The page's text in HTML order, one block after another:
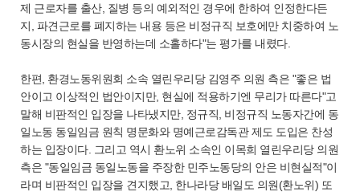
제 근로자를 출산, 질병 등의 예외적인 경우에 한하여 인정한다든
지, 파견근로를 폐지하는 내용 등은 비정규직 보호에만 치중하여 노
동시장의 현실을 반영하는데 소홀하다"는 평가를 내렸다.
한편, 환경노동위원회 소속 열린우리당 김영주 의원 측은 "좋은 법
안이고 이상적인 법안이지만, 현실에 적용하기엔 무리가 따른다"고
말해 비판적인 입장을 나타냈지만, 정규직, 비정규직 노동자간에 동
일노동 동일임금 원칙 명문화와 명예근로감독관 제도 도입은 찬성
하는 입장이다. 그리고 역시 환노위 소속인 이목희 열린우리당 의원
측은 "동일임금 동일노동을 주장한 민주노동당의 안은 비현실적"이
라며 비판적인 입장을 견지했고, 한나라당 배일도 의원(환노위) 또